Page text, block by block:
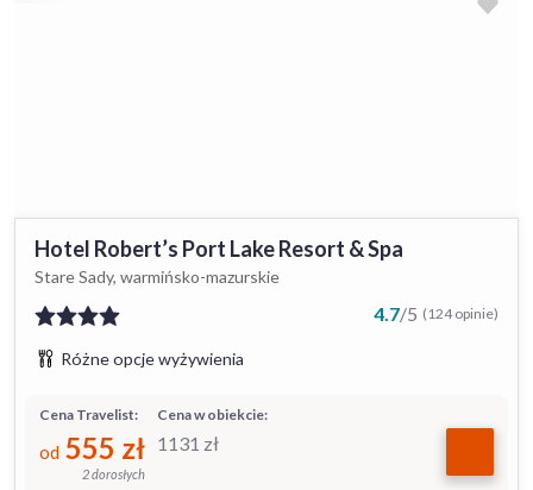
Hotel Robert’s Port Lake Resort & Spa
Stare Sady, warmińsko-mazurskie
4.7/5 (124 opinie)
Różne opcje wyżywienia
Cena w obiekcie:
1131 zł
Cena Travelist:
od 555 zł
2 dorosłych